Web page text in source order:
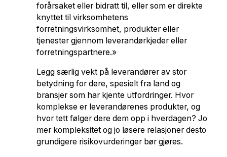
forårsaket eller bidratt til, eller som er direkte
knyttet til virksomhetens
forretningsvirksomhet, produkter eller
tjenester gjennom leverandørkjeder eller
forretningspartnere.»
Legg særlig vekt på leverandører av stor
betydning for dere, spesielt fra land og
bransjer som har kjente utfordringer. Hvor
komplekse er leverandørenes produkter, og
hvor tett følger dere dem opp i hverdagen? Jo
mer kompleksitet og jo løsere relasjoner desto
grundigere risikovurderinger bør gjøres.